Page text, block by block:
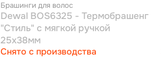
Брашинги для волос
Dewal BOS6325 - Термобрашенг
"Стиль" с мягкой ручкой
25x38мм
Снято с производства